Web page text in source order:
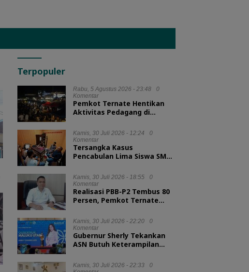
Terpopuler
Rabu, 5 Agustus 2026 - 23:48
0
Komentar
Pemkot Ternate Hentikan
Aktivitas Pedagang di
RI
Kamis, 30 Juli 2026 - 12:24
0
Komentar
Tersangka Kasus
Pencabulan Lima Siswa SMA
Morotai
Kamis, 30 Juli 2026 - 18:55
0
Komentar
Realisasi PBB-P2 Tembus 80
Persen, Pemkot Ternate
Kamis, 30 Juli 2026 - 22:20
0
Komentar
Gubernur Sherly Tekankan
ASN Butuh Keterampilan
Kamis, 30 Juli 2026 - 22:33
0